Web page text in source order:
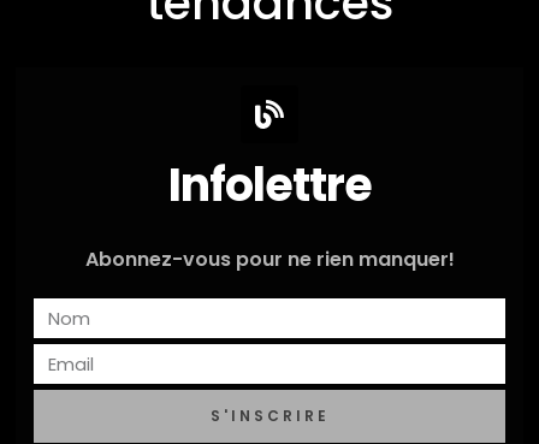
Infolettre
Abonnez-vous pour ne rien manquer!
S'INSCRIRE